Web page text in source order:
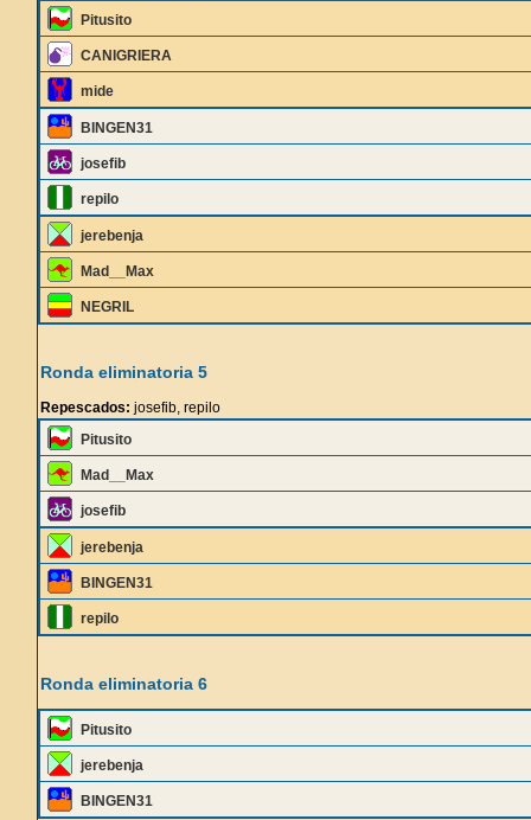
Pitusito
CANIGRIERA
mide
BINGEN31
josefib
repilo
jerebenja
Mad__Max
NEGRIL
Ronda eliminatoria 5
Repescados: josefib, repilo
Pitusito
Mad__Max
josefib
jerebenja
BINGEN31
repilo
Ronda eliminatoria 6
Pitusito
jerebenja
BINGEN31